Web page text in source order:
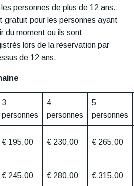
personnes de plus de 12 ans.
gratuit pour les personnes ayant
du moment ou ils sont
lors de la réservation par
de 12 ans.
3
personnes
4
personnes
5
personnes
€ 195,00 € 230,00 € 265,00
€ 245,00 € 280,00 € 315,00